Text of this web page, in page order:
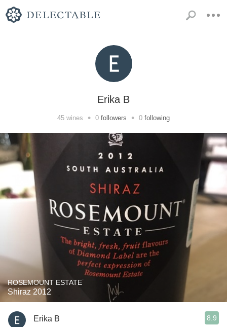
Erika B
45 wines • 0 followers • 0 following
ROSEMOUNT ESTATE
Shiraz 2012
Erika B 8.9